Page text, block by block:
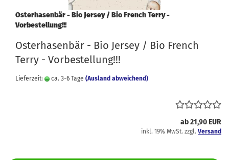
Osterhasenbär - Bio Jersey / Bio French Terry -
Vorbestellung!!!
Osterhasenbär - Bio Jersey / Bio French
Terry - Vorbestellung!!!
Lieferzeit: ca. 3-6 Tage (Ausland abweichend)
ab 21,90 EUR
inkl. 19% MwSt. zzgl. Versand